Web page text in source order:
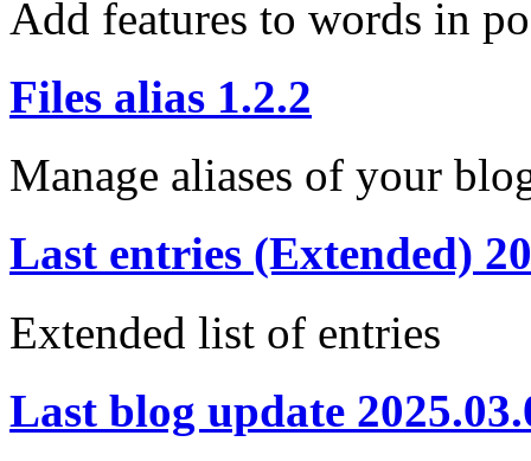
Add features to words in
Files alias 1.2.2
Manage aliases of your
Last entries (Extended)
Extended list of entries
Last blog update